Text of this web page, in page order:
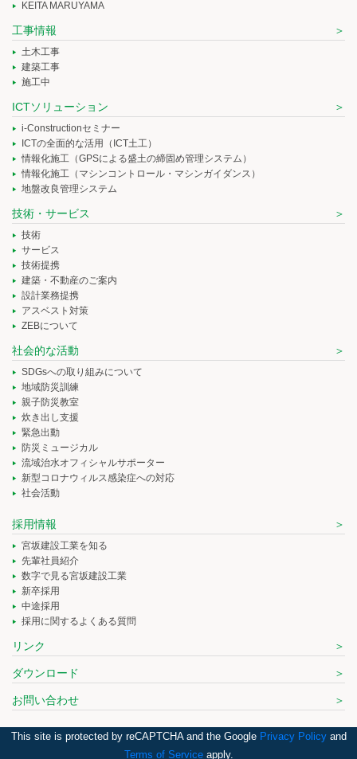
KEITA MARUYAMA
工事情報
土木工事
建築工事
施工中
ICTソリューション
i-Constructionセミナー
ICTの全面的な活用（ICT土工）
情報化施工（GPSによる盛土の締固め管理システム）
情報化施工（マシンコントロール・マシンガイダンス）
地盤改良管理システム
技術・サービス
技術
サービス
技術提携
建築・不動産のご案内
設計業務提携
アスベスト対策
ZEBについて
社会的な活動
SDGsへの取り組みについて
地域防災訓練
親子防災教室
炊き出し支援
緊急出動
防災ミュージカル
流域治水オフィシャルサポーター
新型コロナウィルス感染症への対応
社会活動
採用情報
宮坂建設工業を知る
先輩社員紹介
数字で見る宮坂建設工業
新卒採用
中途採用
採用に関するよくある質問
リンク
ダウンロード
お問い合わせ
This site is protected by reCAPTCHA and the Google Privacy Policyand
Terms of Serviceapply.